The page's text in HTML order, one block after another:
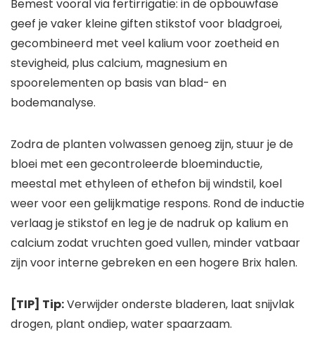
Bemest vooral via fertirrigatie: in de opbouwfase
geef je vaker kleine giften stikstof voor bladgroei,
gecombineerd met veel kalium voor zoetheid en
stevigheid, plus calcium, magnesium en
spoorelementen op basis van blad- en
bodemanalyse.
Zodra de planten volwassen genoeg zijn, stuur je de
bloei met een gecontroleerde bloeminductie,
meestal met ethyleen of ethefon bij windstil, koel
weer voor een gelijkmatige respons. Rond de inductie
verlaag je stikstof en leg je de nadruk op kalium en
calcium zodat vruchten goed vullen, minder vatbaar
zijn voor interne gebreken en een hogere Brix halen.
[TIP] Tip:Verwijder onderste bladeren, laat snijvlak
drogen, plant ondiep, water spaarzaam.